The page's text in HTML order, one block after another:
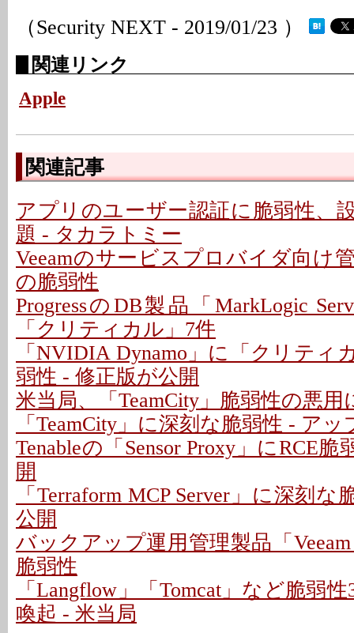
（Security NEXT - 2019/01/23 ）
関連リンク
Apple
関連記事
アプリのユーザー認証に脆弱性、
題 - タカラトミー
Veeamのサービスプロバイダ向け
の脆弱性
ProgressのDB製品「MarkLogic
「クリティカル」7件
「NVIDIA Dynamo」に「クリティ
弱性 - 修正版が公開
米当局、「TeamCity」脆弱性の悪用
「TeamCity」に深刻な脆弱性 - ア
Tenableの「Sensor Proxy」にRCE
開
「Terraform MCP Server」に深刻
公開
バックアップ運用管理製品「
脆弱性
「Langflow」「Tomcat」など脆弱
喚起 - 米当局